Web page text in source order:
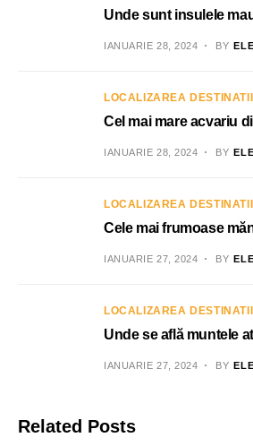
Unde sunt insulele
IANUARIE 28, 2024 BY
LOCALIZAREA
Cel mai mare acvariu
IANUARIE 28, 2024 BY
LOCALIZAREA
Cele mai frumoase
IANUARIE 27, 2024 BY
LOCALIZAREA
Unde se află muntele
IANUARIE 27, 2024 BY
Related Posts